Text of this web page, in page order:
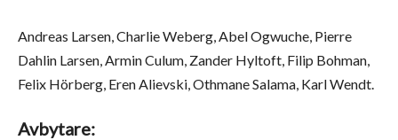
Andreas Larsen, Charlie Weberg, Abel Ogwuche, Pierre
Dahlin Larsen, Armin Culum, Zander Hyltoft, Filip Bohman,
Felix Hörberg, Eren Alievski, Othmane Salama, Karl Wendt.
Avbytare: